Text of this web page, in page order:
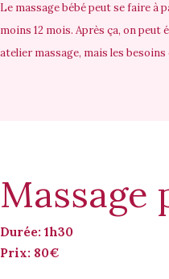
Le massage bébé peut se faireà
moins 12 mois. Après ça, on peut
atelier massage, mais les
Massage
Durée: 1h30
Prix: 80€